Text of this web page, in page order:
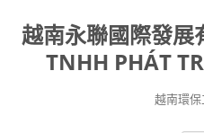
主
要
越南永聯國際發展
TNHH PHÁT
越南環